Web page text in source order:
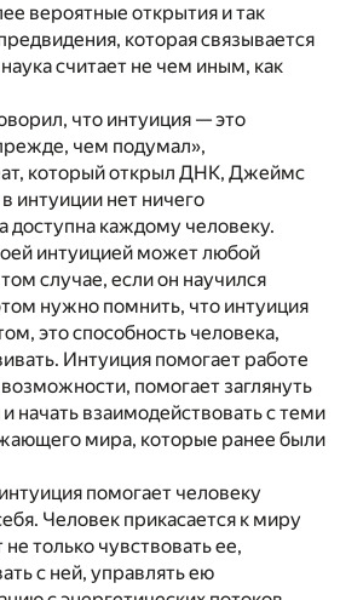
вероятные открытия и так
которая связывается
считает не чем иным, как
что интуиция — это
чем подумал»,
который открыл ДНК, Джеймс
интуиции нет ничего
доступна каждому человеку.
интуицией может любой
случае, если он научился
нужно помнить, что интуиция
это способность человека,
Интуиция помогает работе
помогает заглянуть
начать взаимодействовать с теми
мира, которые ранее были
помогает человеку
Человек прикасается к миру
только чувствовать ее,
с ней, управлять ею